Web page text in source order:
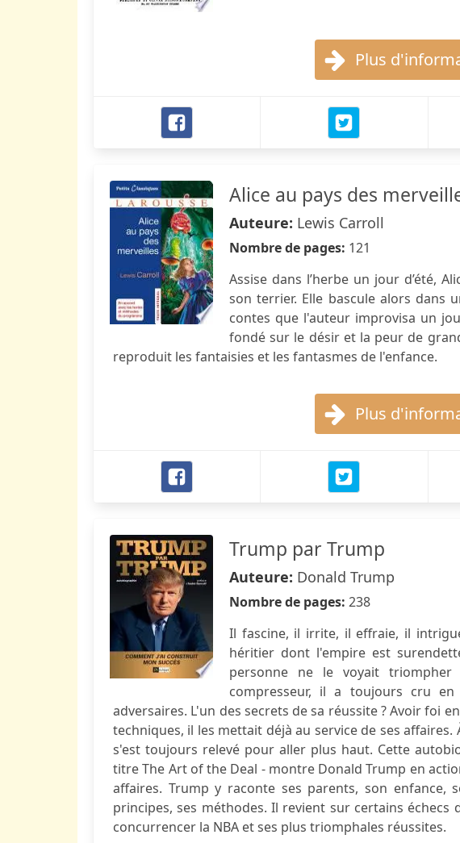
Plus
Alice au pays des
Auteure: Lewis Carroll
Nombre de pages: 121
Assise dans l’herbe un jour d’été,
son terrier. Elle bascule alors dans
contes que l'auteur improvisa un
fondé sur le désir et la peur de
reproduit les fantaisies et les fantasmes de l'enfance.
Plus
Trump par Trump
Auteure: Donald Trump
Nombre de pages: 238
Il fascine, il irrite, il effraie, il
héritier dont l'empire est
personne ne le voyait
compresseur, il a toujours cru
adversaires. L'un des secrets de sa réussite ? Avoir foi
techniques, il les mettait déjà au service de ses
s'est toujours relevé pour aller plus haut. Cette
titre The Art of the Deal - montre Donald Trump en
affaires. Trump y raconte ses parents, son enfance,
principes, ses méthodes. Il revient sur certains
concurrencer la NBA et ses plus triomphales réussites.